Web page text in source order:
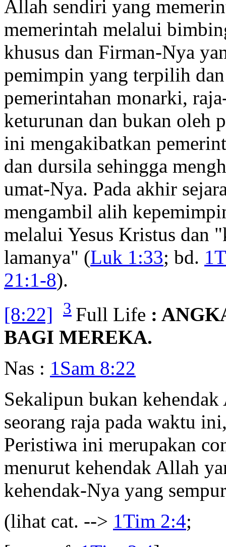
Allah sendiri yang
memerintah melalui
khusus dan Firman-Nya
pemimpin yang terpilih
pemerintahan monarki,
keturunan dan bukan oleh
ini mengakibatkan
dan dursila sehingga
umat-Nya. Pada akhir
mengambil alih
melalui Yesus Kristus dan
lamanya" (Luk 1:33; bd.
21:1-8).
[8:22]
3 Full Life :
BAGI MEREKA.
Nas : 1Sam 8:22
Sekalipun bukan
seorang raja pada waktu
Peristiwa ini merupakan
menurut kehendak Allah
kehendak-Nya yang
(lihat cat. --> 1Tim 2:4;